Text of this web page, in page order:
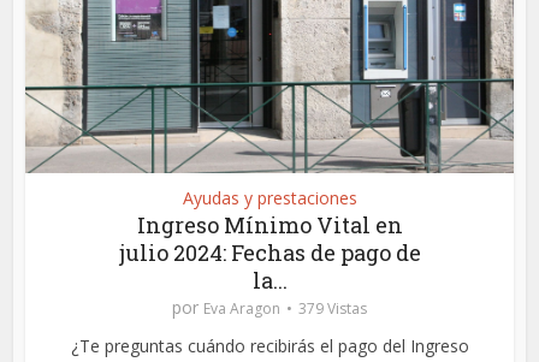
Ayudas y prestaciones
Ingreso Mínimo Vital en
julio 2024: Fechas de pago de
la...
por Eva Aragon 379 Vistas
¿Te preguntas cuándo recibirás el pago del Ingreso